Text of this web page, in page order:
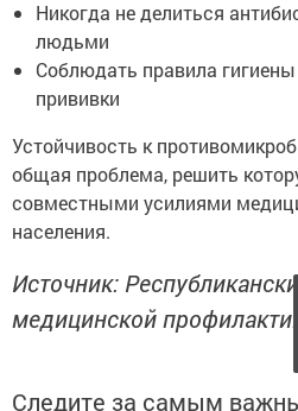
Никогда не делиться
людьми
Соблюдать правила
прививки
Устойчивость к
общая проблема, решить
совместными усилиями
населения.
Источник:
медицинской
Следите за самым